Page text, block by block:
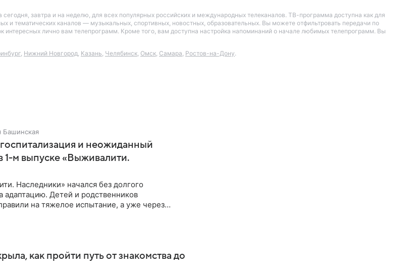
завтра и на неделю, для всех популярных российских и международных телеканалов. ТВ-программа доступна как для
и тематических каналов — музыкальных, спортивных, новостных, образовательных. Вы можете отфильтровать передачи по
интересных лично вам телепрограмм. Кроме того, вам доступна настройка напоминаний о начале любимых телепрограмм. Вы
, Нижний Новгород, Казань, Челябинск, Омск, Самара, Ростов-на-Дону.
Башинская
и неожиданный
1-м выпуске «Выживалити.
Наследники» начался без долгого
адаптацию. Детей и родственников
на тяжелое испытание, а уже через
как пройти путь от знакомства до